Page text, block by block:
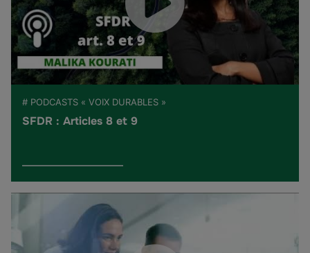
# PODCASTS « VOIX DURABLES »
SFDR : Articles 8 et 9